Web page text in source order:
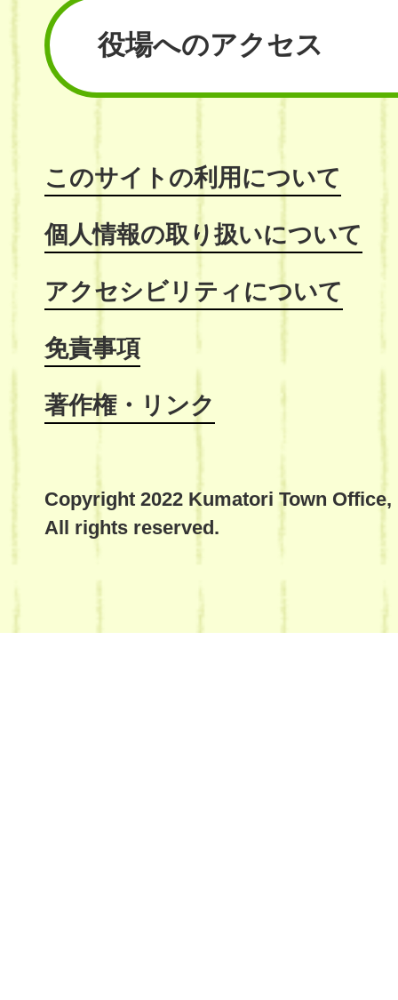
役場へのアクセス
このサイトの利用について
個人情報の取り扱いについて
アクセシビリティについて
免責事項
著作権・リンク
Copyright 2022 Kumatori Town Office,
All rights reserved.